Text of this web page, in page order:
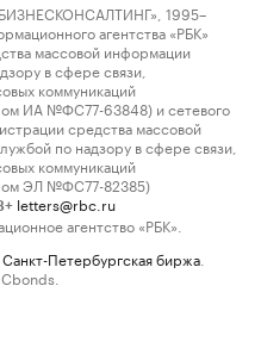
1995–
агентства «РБК»
массовой информации
в сфере связи,
коммуникаций
ИА №ФС77-63848) и сетевого
средства массовой
по надзору в сфере связи,
коммуникаций
ЭЛ №ФС77-82385)
letters@rbc.ru
агентство «РБК».
Санкт-Петербургская биржа